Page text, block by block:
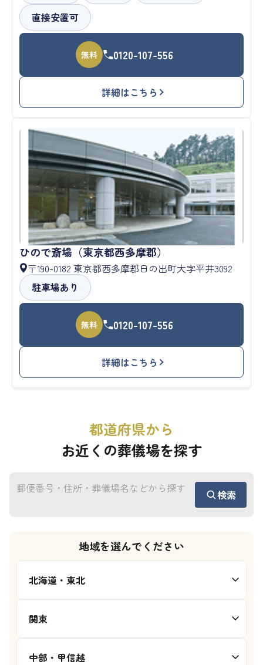
直接安置可
無料 0120-107-556
詳細はこちら
ひので斎場（東京都西多摩郡）
〒190-0182 東京都西多摩郡日の出町大字平井3092
駐車場あり
無料 0120-107-556
詳細はこちら
都道府県から
お近くの葬儀場を探す
地域を選んでください
北海道・東北
関東
中部・甲信越
検索